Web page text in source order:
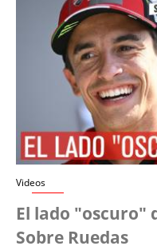
Videos
El lado "oscuro"
Sobre Ruedas